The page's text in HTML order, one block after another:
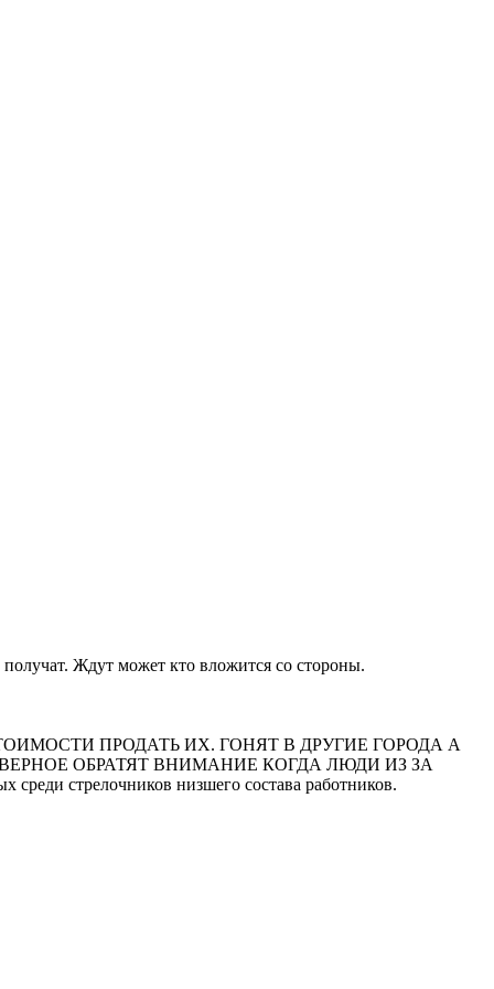
Ждут может кто вложится со стороны.
ПРОДАТЬ ИХ. ГОНЯТ В ДРУГИЕ ГОРОДА А
ОБРАТЯТ ВНИМАНИЕ КОГДА ЛЮДИ ИЗ ЗА
стрелочников низшего состава работников.